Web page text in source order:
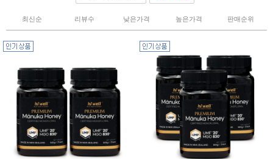
최신순 리뷰수 낮은가격 높은가격 판매순위